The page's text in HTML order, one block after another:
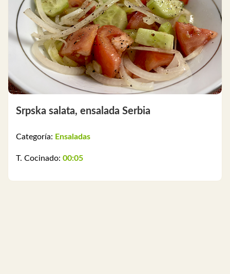
Srpska salata, ensalada Serbia
Categoría: Ensaladas
T. Cocinado: 00:05